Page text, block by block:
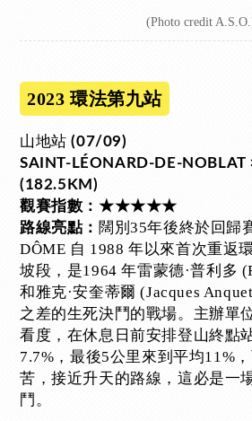
(Photo credit
2023 環法第九站
山地站(07/09)
SAINT-LÉONARD-DE-NOBLAT
(182.5KM)
觀賽指數：★★★★★
路線亮點： 闊別35年後終於回歸
DÔME 自 1988 年以來首次重返
坡段，是1964 年雷蒙德·普利多
和雅克·安奎蒂爾 (Jacques
之差的生死決鬥的戰場。主辦單
看度，在休息日前安排登山終點
7.7%，最後5公里來到平均11%
苦，接近升天的路線​​，這必是一
鬥。